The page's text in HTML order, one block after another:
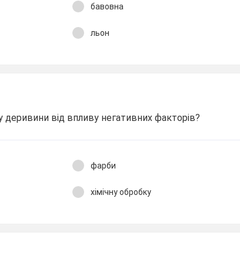
бавовна
льон
від впливу негативних факторів?
фарби
хімічну обробку